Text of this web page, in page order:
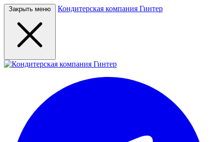
Закрыть меню Кондитерская компания Гинтер